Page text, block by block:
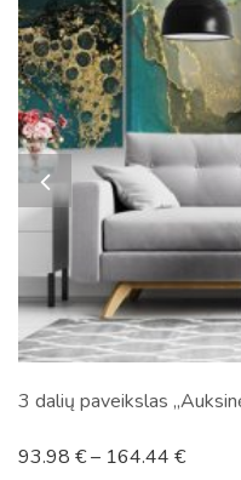
abstrakcija”